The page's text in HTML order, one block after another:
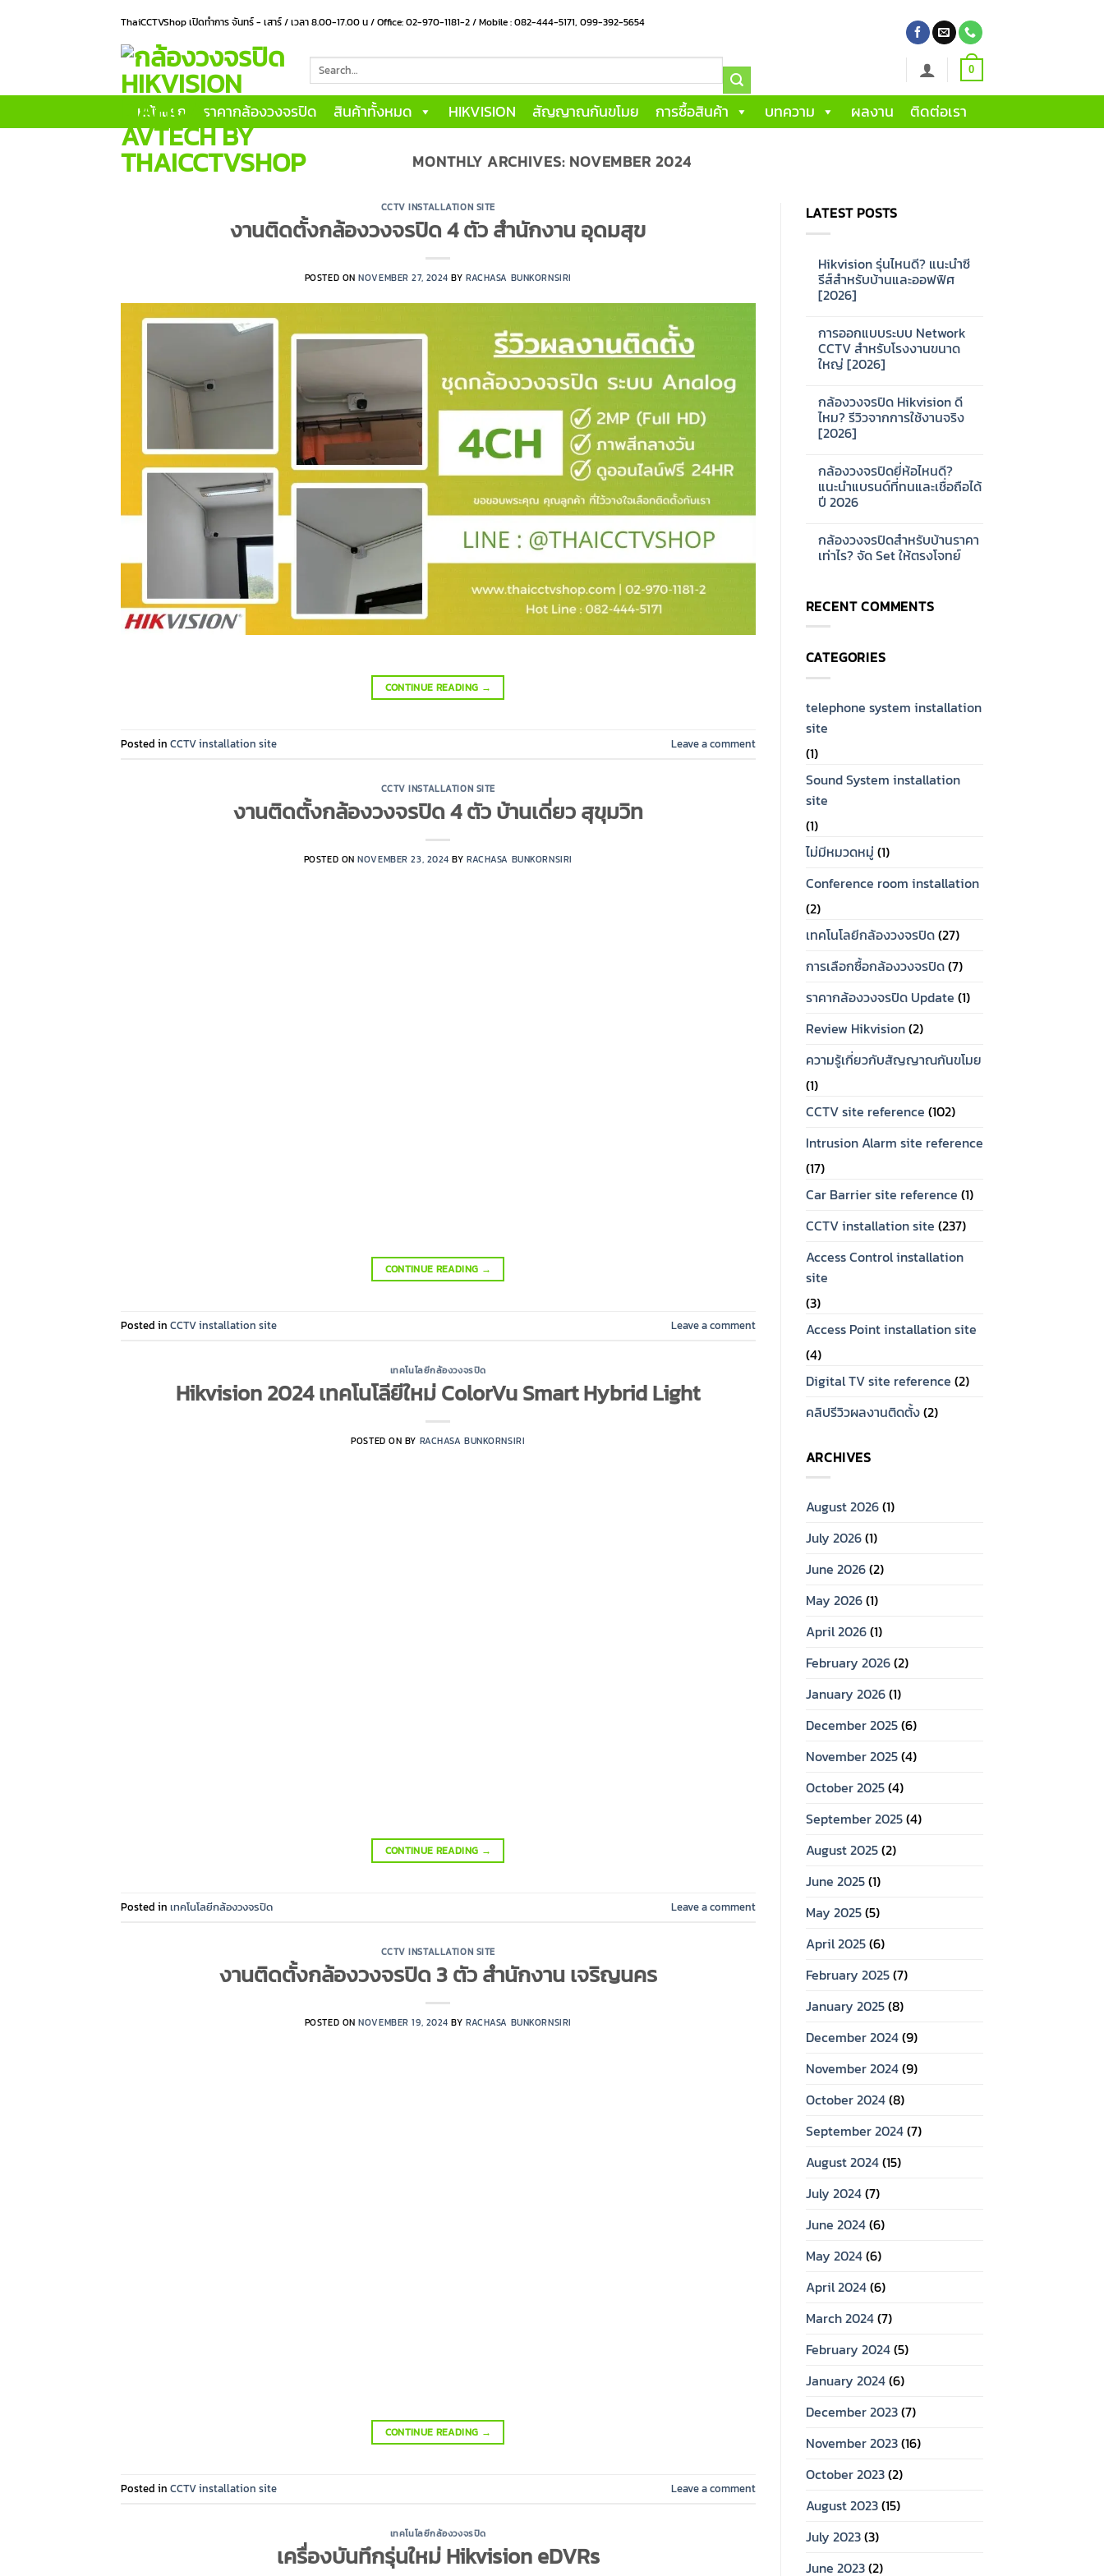
ThaiCCTVShop เปิดทำการ จันทร์ - เสาร์ / เวลา 8.00-17.00 น / Office: 02-970-1181-2 / Mobile : 082-444-5171, 099-392-5654
for:
0
หน้าแรก ราคากล้องวงจรปิด สินค้าทั้งหมด HIKVISION สัญญาณกันขโมย การซื้อสินค้า บทความ ผลงาน ติดต่อเรา
MONTHLY ARCHIVES: NOVEMBER 2024
CCTV INSTALLATION SITE
งานติดตั้งกล้องวงจรปิด 4 ตัว สำนักงาน อุดมสุข
POSTED ONNOVEMBER 27, 2024 BYRACHASA BUNKORNSIRI
CONTINUE READING →
Posted in CCTV installation site Leave a comment
CCTV INSTALLATION SITE
งานติดตั้งกล้องวงจรปิด 4 ตัว บ้านเดี่ยว สุขุมวิท
POSTED ONNOVEMBER 23, 2024 BYRACHASA BUNKORNSIRI
CONTINUE READING →
Posted in CCTV installation site Leave a comment
เทคโนโลยีกล้องวงจรปิด
Hikvision 2024 เทคโนโลียีใหม่ ColorVu Smart Hybrid Light
POSTED ON BY RACHASA BUNKORNSIRI
CONTINUE READING →
Posted in เทคโนโลยีกล้องวงจรปิด Leave a comment
CCTV INSTALLATION SITE
งานติดตั้งกล้องวงจรปิด 3 ตัว สำนักงาน เจริญนคร
POSTED ONNOVEMBER 19, 2024 BYRACHASA BUNKORNSIRI
CONTINUE READING →
Posted in CCTV installation site Leave a comment
เทคโนโลยีกล้องวงจรปิด
เครื่องบันทึกรุ่นใหม่ Hikvision eDVRs
LATEST POSTS
Hikvision รุ่นไหนดี? แนะนำซี
รีส์สำหรับบ้านและออฟฟิศ
[2026]
on
Hikvision
รุ่น
ไหน
ซี
รีส์
สำหรับ
บ้าน
และ
การออกแบบระบบ Network
CCTV สำหรับโรงงานขนาด
ใหญ่ [2026]
on
การ
ออกแบบ
ระบบ
สำหรับ
โรงงาน
ขนาด
ใหญ่
[2026]
กล้องวงจรปิด Hikvision ดี
ไหม? รีวิวจากการใช้งานจริง
[2026]
on
กล้อง
วงจรปิด
Hikvision
รีวิว
จาก
การ
[2026]
กล้องวงจรปิดยี่ห้อไหนดี?
แนะนำแบรนด์ที่ทนและเชื่อถือได้
ปี 2026
on
กล้อง
วงจรปิด
แนะนำ
แบรนด์
ที่
เชื่อ
ได้
กล้องวงจรปิดสำหรับบ้านราคา
เท่าไร? จัด Set ให้ตรงโจทย์
กล้อง
วงจรปิด
สำหรับ
เท่าไร?
Set
โจทย์
RECENT COMMENTS
CATEGORIES
telephone system installation
site
(1)
Sound System installation
site
(1)
ไม่มีหมวดหมู่ (1)
Conference room installation
(2)
เทคโนโลยีกล้องวงจรปิด(27)
การเลือกซื้อกล้องวงจรปิด(7)
ราคากล้องวงจรปิด Update (1)
Review Hikvision(2)
ความรู้เกี่ยวกับสัญญาณกันขโมย
(1)
CCTV site reference (102)
Intrusion Alarm site reference
(17)
Car Barrier site reference (1)
CCTV installation site (237)
Access Control installation
site
(3)
Access Point installation site
(4)
Digital TV site reference (2)
คลิปรีวิวผลงานติดตั้ง(2)
ARCHIVES
August 2026(1)
July 2026(1)
June 2026(2)
May 2026(1)
April 2026(1)
February 2026(2)
January 2026(1)
December 2025(6)
November 2025(4)
October 2025(4)
September 2025(4)
August 2025(2)
June 2025(1)
May 2025(5)
April 2025(6)
February 2025(7)
January 2025(8)
December 2024(9)
November 2024(9)
October 2024(8)
September 2024(7)
August 2024(15)
July 2024(7)
June 2024(6)
May 2024(6)
April 2024(6)
March 2024(7)
February 2024(5)
January 2024(6)
December 2023(7)
November 2023(16)
October 2023(2)
August 2023(15)
July 2023(3)
June 2023(2)